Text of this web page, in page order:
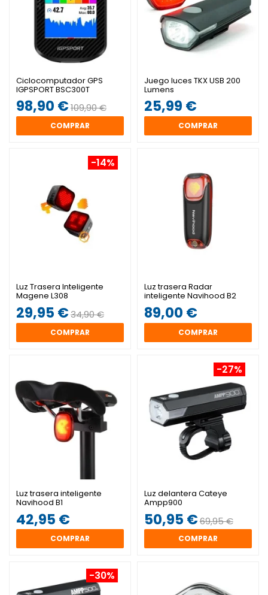
Ciclocomputador GPS
IGPSPORT BSC300T
98,90 €109,90 €
COMPRAR
Juego luces TKX USB 200
Lumens
25,99 €
COMPRAR
-14%
Luz Trasera Inteligente
Magene L308
29,95 €34,90 €
COMPRAR
Luz trasera Radar
inteligente Navihood B2
89,00 €
COMPRAR
Luz trasera inteligente
Navihood B1
42,95 €
COMPRAR
-27%
Luz delantera Cateye
Ampp900
50,95 €69,95 €
COMPRAR
-30%